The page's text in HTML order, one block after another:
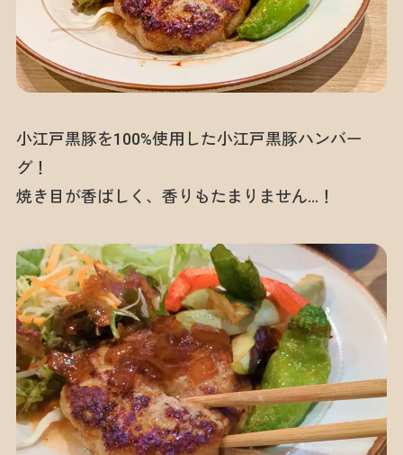
小江戸黒豚を100%使用した小江戸黒豚ハンバー
グ！
焼き目が香ばしく、香りもたまりません…！